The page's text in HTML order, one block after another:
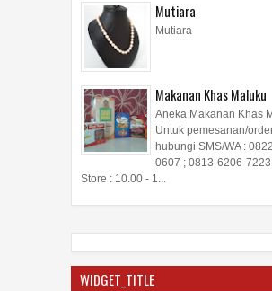
Mutiara
Mutiara
Makanan Khas Maluku
Aneka Makanan Khas
Untuk pemesanan/
hubungi SMS/WA :
0607 ; 0813-6206-7223
Store : 10.00 - 1...
WIDGET_TITLE